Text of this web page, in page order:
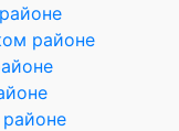
районе